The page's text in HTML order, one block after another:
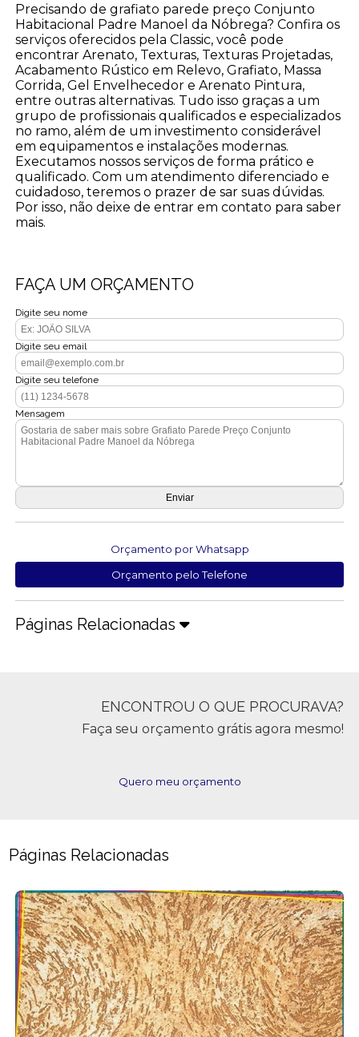
Precisando de grafiato parede preço Conjunto
Habitacional Padre Manoel da Nóbrega? Confira os
serviços oferecidos pela Classic, você pode
encontrar Arenato, Texturas, Texturas Projetadas,
Acabamento Rústico em Relevo, Grafiato, Massa
Corrida, Gel Envelhecedor e Arenato Pintura,
entre outras alternativas. Tudo isso graças a um
grupo de profissionais qualificados e especializados
no ramo, além de um investimento considerável
em equipamentos e instalações modernas.
Executamos nossos serviços de forma prático e
qualificado. Com um atendimento diferenciado e
cuidadoso, teremos o prazer de sar suas dúvidas.
Por isso, não deixe de entrar em contato para saber
mais.
FAÇA UM ORÇAMENTO
Digite seu nome
Digite seu email
Digite seu telefone
Mensagem
Orçamento por Whatsapp
Orçamento pelo Telefone
Páginas Relacionadas
ENCONTROU O QUE PROCURAVA?
Faça seu orçamento grátis agora mesmo!
Quero meu orçamento
Páginas Relacionadas